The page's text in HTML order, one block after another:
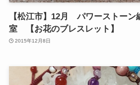
【松江市】12月 パワーストーン
室 【お花のブレスレット】
2015年12月8日